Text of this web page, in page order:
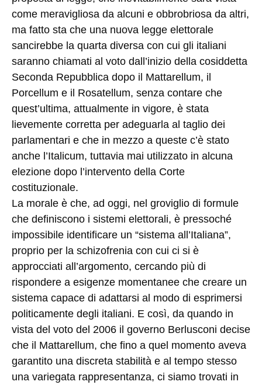
come meravigliosa da alcuni e obbrobriosa da altri,
ma fatto sta che una nuova legge elettorale
sancirebbe la quarta diversa con cui gli italiani
saranno chiamati al voto dall’inizio della cosiddetta
Seconda Repubblica dopo il Mattarellum, il
Porcellum e il Rosatellum, senza contare che
quest’ultima, attualmente in vigore, è stata
lievemente corretta per adeguarla al taglio dei
parlamentari e che in mezzo a queste c’è stato
anche l’Italicum, tuttavia mai utilizzato in alcuna
elezione dopo l’intervento della Corte
costituzionale.
La morale è che, ad oggi, nel groviglio di formule
che definiscono i sistemi elettorali, è pressoché
impossibile identificare un “sistema all’Italiana”,
proprio per la schizofrenia con cui ci si è
approcciati all’argomento, cercando più di
rispondere a esigenze momentanee che creare un
sistema capace di adattarsi al modo di esprimersi
politicamente degli italiani. E così, da quando in
vista del voto del 2006 il governo Berlusconi decise
che il Mattarellum, che fino a quel momento aveva
garantito una discreta stabilità e al tempo stesso
una variegata rappresentanza, ci siamo trovati in